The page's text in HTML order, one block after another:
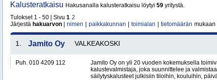
Kalusteratkaisu Hakusanalla kalusteratkaisu löytyi 59 yritystä.
Tulokset 1 - 50 | Sivu 1 2
Järjestä hakuarvon nimen paikkakunnan toimialan tietomäärän mukaan
1. Jamito Oy VALKEAKOSKI
Puh. 010 4209 112
Jamito Oy on yli 20 vuoden kokemuksella
kalustevalmistaja, joka suunnittelee ja
säilytyskalusteet julkisiin tiloihin, kouluihin,